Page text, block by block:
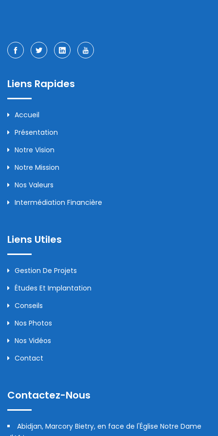
Liens Rapides
Accueil
Présentation
Notre Vision
Notre Mission
Nos Valeurs
Intermédiation Financière
Liens Utiles
Gestion De Projets
Études Et Implantation
Conseils
Nos Photos
Nos Vidéos
Contact
Contactez-Nous
Abidjan, Marcory Bietry, en face de l'Église Notre Dame